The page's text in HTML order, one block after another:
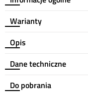
Warianty
Opis
Dane techniczne
Do pobrania